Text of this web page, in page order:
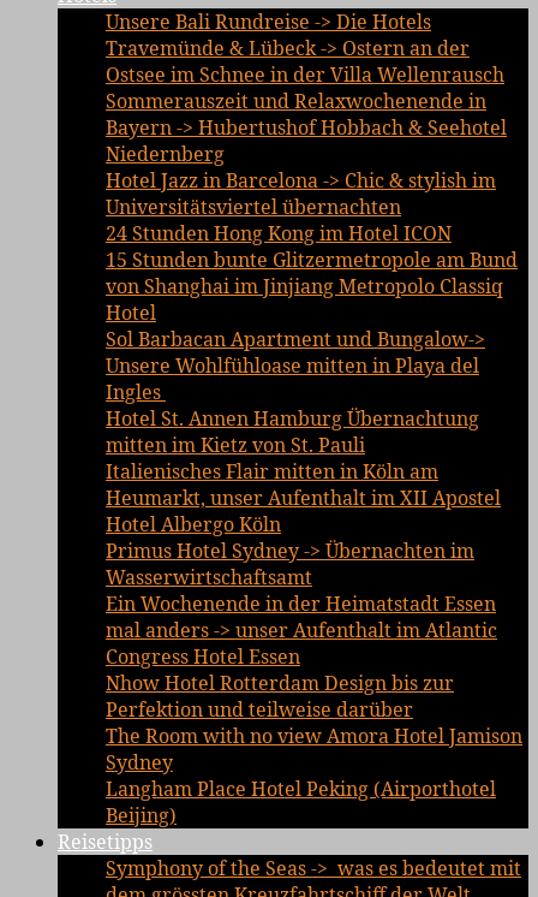
Unsere Bali Rundreise -> Die Hotels
Travemünde & Lübeck -> Ostern an der
Ostsee im Schnee in der Villa Wellenrausch
Sommerauszeit und Relaxwochenende in
Bayern -> Hubertushof Hobbach & Seehotel
Niedernberg
Hotel Jazz in Barcelona -> Chic & stylish im
Universitätsviertel übernachten
24 Stunden Hong Kong im Hotel ICON
15 Stunden bunte Glitzermetropole am Bund
von Shanghai im Jinjiang Metropolo Classiq
Hotel
Sol Barbacan Apartment und Bungalow->
Unsere Wohlfühloase mitten in Playa del
Ingles
Hotel St. Annen Hamburg Übernachtung
mitten im Kietz von St. Pauli
Italienisches Flair mitten in Köln am
Heumarkt, unser Aufenthalt im XII Apostel
Hotel Albergo Köln
Primus Hotel Sydney -> Übernachten im
Wasserwirtschaftsamt
Ein Wochenende in der Heimatstadt Essen
mal anders -> unser Aufenthalt im Atlantic
Congress Hotel Essen
Nhow Hotel Rotterdam Design bis zur
Perfektion und teilweise darüber
The Room with no view Amora Hotel Jamison
Sydney
Langham Place Hotel Peking (Airporthotel
Beijing)
Reisetipps
Symphony of the Seas -> was es bedeutet mit